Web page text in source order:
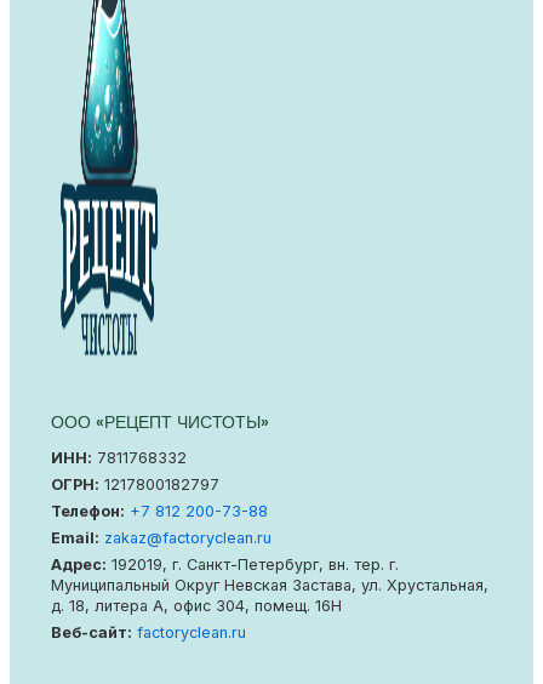
ООО «РЕЦЕПТ ЧИСТОТЫ»
ИНН: 7811768332
ОГРН: 1217800182797
Телефон: +7 812 200-73-88
Email: zakaz@factoryclean.ru
Адрес: 192019, г. Санкт-Петербург, вн. тер. г.
Муниципальный Округ Невская Застава, ул. Хрустальная,
д. 18, литера А, офис 304, помещ. 16Н
Веб-сайт: factoryclean.ru